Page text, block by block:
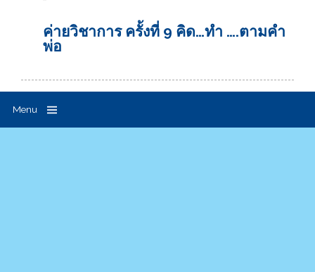
ค่ายวิชาการ ครั้งที่ 9 คิด…ทำ ….ตามคำ
พ่อ
Menu